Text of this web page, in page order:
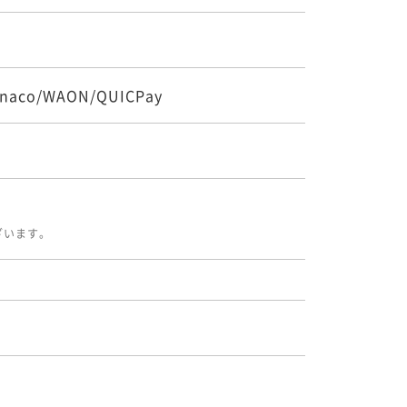
~
WAON/QUICPay
ます。